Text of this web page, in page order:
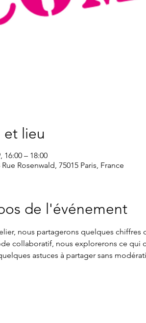
et lieu
16:00 – 18:00
Rosenwald, 75015 Paris, France
de l'événement